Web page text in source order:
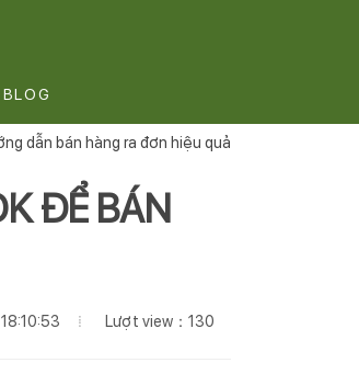
BLOG
dẫn bán hàng ra đơn hiệu quả
ĐỂ BÁN
Lượt view：130